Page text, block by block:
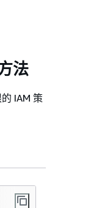
法
IAM 策